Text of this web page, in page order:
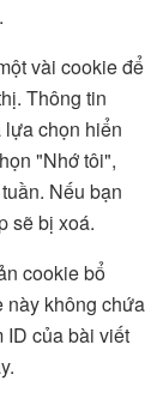
vài cookie để
Thông tin
lựa chọn hiển
"Nhớ tôi",
Nếu bạn
sẽ bị xoá.
cookie bổ
này không chứa
ID của bài viết